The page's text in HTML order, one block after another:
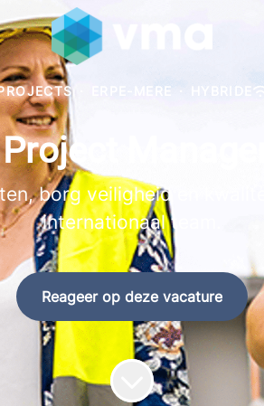
ERPE-MERE · HYBRIDE
borg veiligheid en
internationaal team.
Reageer op deze vacature